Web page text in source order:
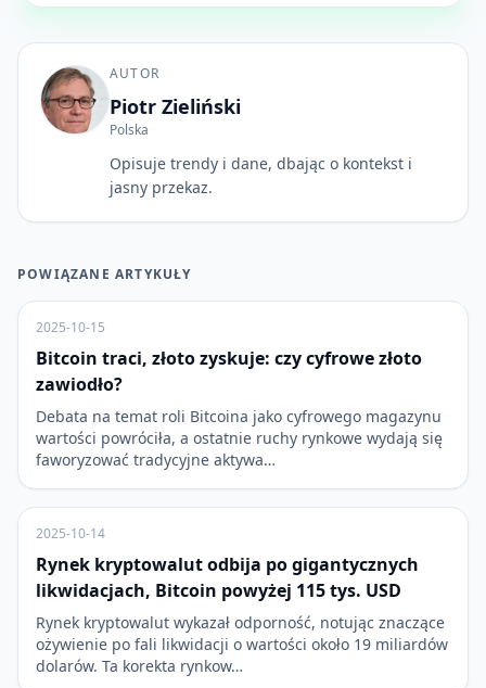
AUTOR
Piotr Zieliński
Polska
Opisuje trendy i dane, dbając o kontekst i
jasny przekaz.
POWIĄZANE ARTYKUŁY
2025-10-15
Bitcoin traci, złoto zyskuje: czy cyfrowe złoto
zawiodło?
Debata na temat roli Bitcoina jako cyfrowego magazynu
wartości powróciła, a ostatnie ruchy rynkowe wydają się
faworyzować tradycyjne aktywa…
2025-10-14
Rynek kryptowalut odbija po gigantycznych
likwidacjach, Bitcoin powyżej 115 tys. USD
Rynek kryptowalut wykazał odporność, notując znaczące
ożywienie po fali likwidacji o wartości około 19 miliardów
dolarów. Ta korekta rynkow…